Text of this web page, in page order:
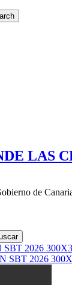
LAS
de